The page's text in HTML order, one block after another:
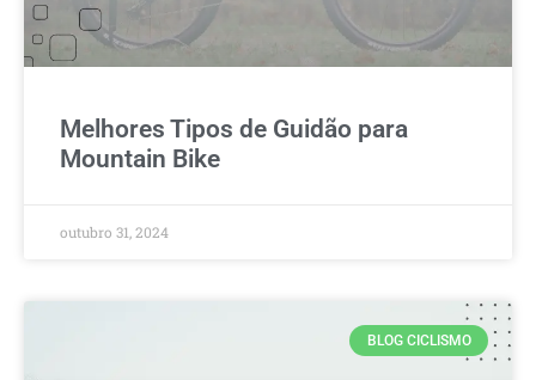
Melhores Tipos de Guidão para
Mountain Bike
outubro 31, 2024
BLOG CICLISMO